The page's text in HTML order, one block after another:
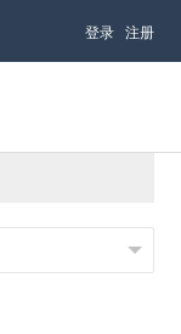
登录 注册